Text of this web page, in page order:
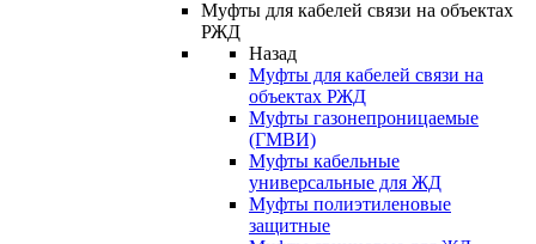
Муфты для кабелей связи на объектах
РЖД
Назад
Муфты для кабелей связи на
объектах РЖД
Муфты газонепроницаемые
(ГМВИ)
Муфты кабельные
универсальные для ЖД
Муфты полиэтиленовые
защитные